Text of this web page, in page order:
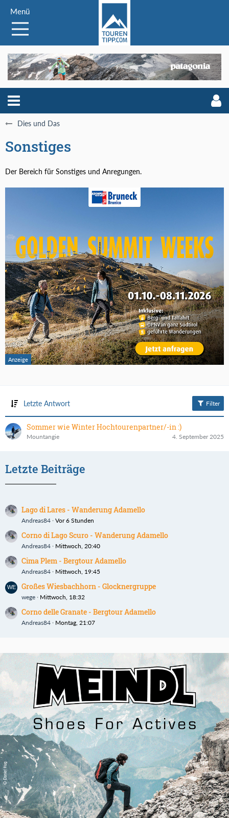
Menü
Dies und Das
Sonstiges
Der Bereich für Sonstiges und Anregungen.
Letzte Antwort Filter
Sommer wie Winter Hochtourenpartner/-in :)
Mountangie 4. September 2025
Letzte Beiträge
Lago di Lares - Wanderung Adamello
Andreas84 Vor 6 Stunden
Corno di Lago Scuro - Wanderung Adamello
Andreas84 Mittwoch, 20:40
Cima Plem - Bergtour Adamello
Andreas84 Mittwoch, 19:45
Großes Wiesbachhorn - Glocknergruppe
wege Mittwoch, 18:32
Corno delle Granate - Bergtour Adamello
Andreas84 Montag, 21:07